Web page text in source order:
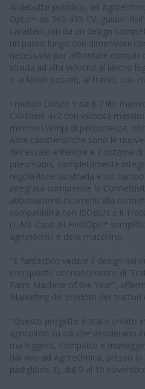
Al debutto pubblico, ad
Optum da 360-435 CV, guidati
caratterizzati da un design
un passo lungo con dimensioni
necessaria per affrontare compiti
strada ad alta velocità al lavoro
o ai lavori pesanti, al traino, con
I motori Cursor 9 da 8,7 litri
CVXDrive 4x2 con velocità
minimo i tempi di percorrenza,
Altre caratteristiche sono le
dell'assale anteriore e il sistema
pneumatici, completamente
regolazione su strada e sul
integrata comprende la
abbonamenti ricorrenti alla
compatibilità con ISOBUS e il
(TIM). Case IH FieldOps™
agronomici e delle macchine.
"È fantastico vedere il design del
con questo riconoscimento di
Farm Machine of the Year",
Marketing dei prodotti per trattori
"Questo progetto è stato creato
agricoltori su ciò che desiderano
ma leggero, compatto e
dal vivo ad Agritechnica, presso
padiglione 3), dal 9 al 15